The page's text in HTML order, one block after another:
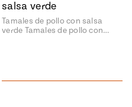
salsa verde
Tamales de pollo con salsa
verde Tamales de pollo con…